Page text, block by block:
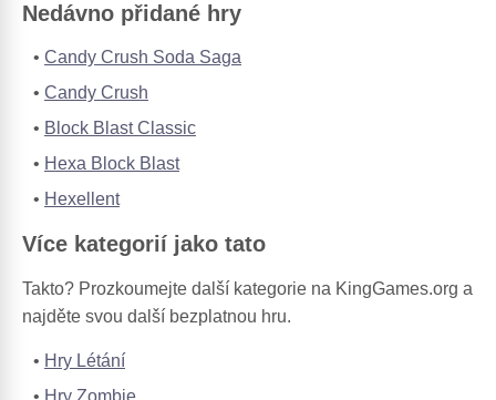
Nedávno přidané hry
Candy Crush Soda Saga
Candy Crush
Block Blast Classic
Hexa Block Blast
Hexellent
Více kategorií jako tato
Takto? Prozkoumejte další kategorie na KingGames.org a
najděte svou další bezplatnou hru.
Hry Létání
Hry Zombie